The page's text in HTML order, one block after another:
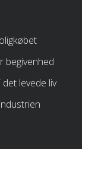
begivenhed
levede liv